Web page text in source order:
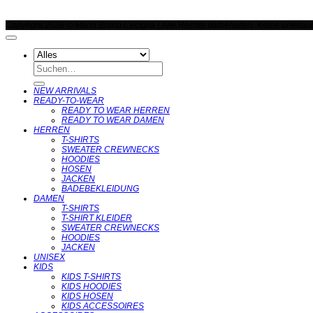
Suchen
nach:
NEW ARRIVALS
READY-TO-WEAR
READY TO WEAR HERREN
READY TO WEAR DAMEN
HERREN
T-SHIRTS
SWEATER CREWNECKS
HOODIES
HOSEN
JACKEN
BADEBEKLEIDUNG
DAMEN
T-SHIRTS
T-SHIRT KLEIDER
SWEATER CREWNECKS
HOODIES
JACKEN
UNISEX
KIDS
KIDS T-SHIRTS
KIDS HOODIES
KIDS HOSEN
KIDS ACCESSOIRES